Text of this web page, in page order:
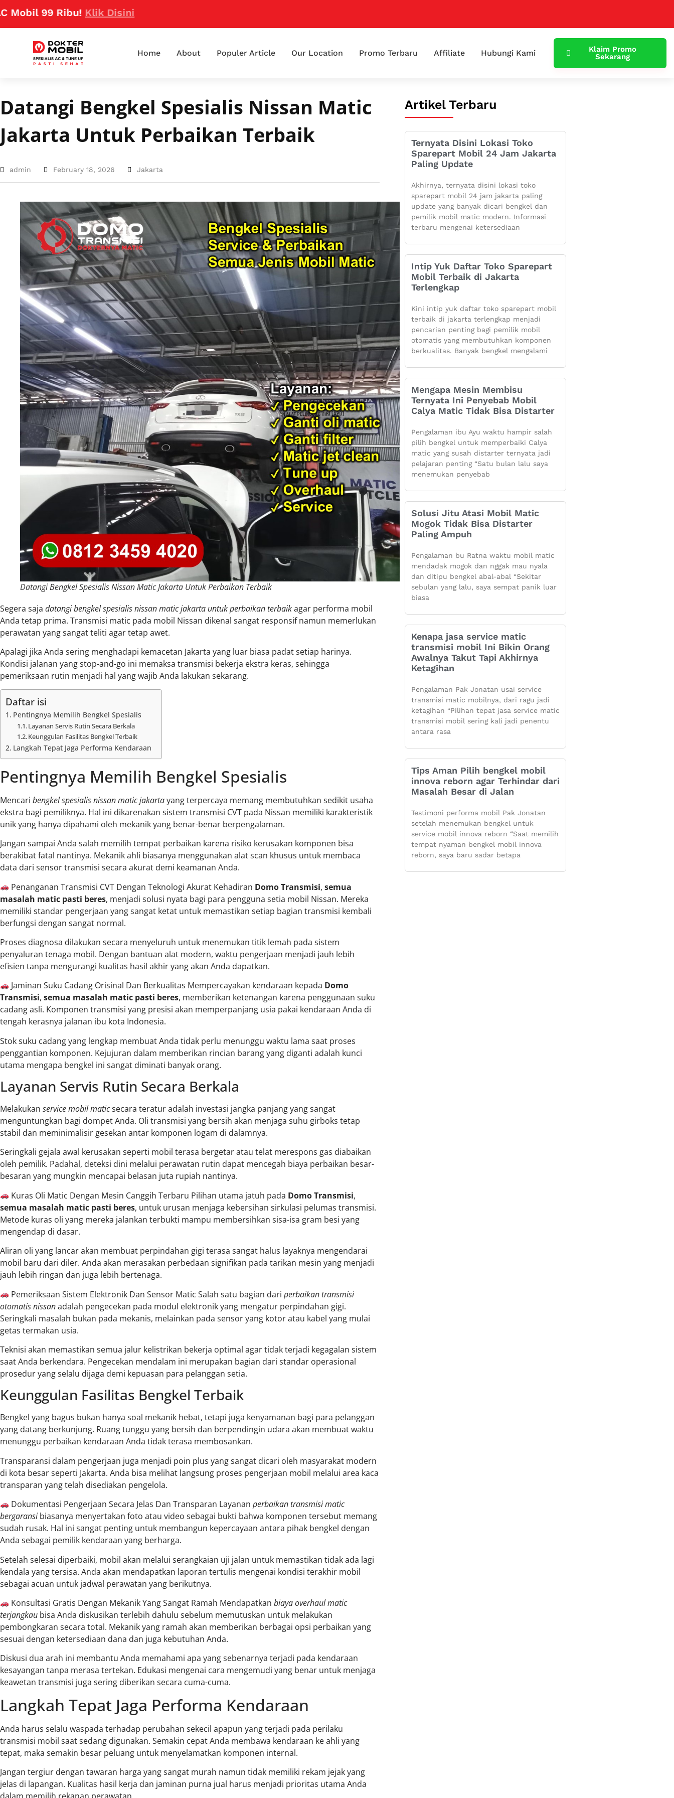
99 Ribu!Klik Disini
Home About Populer Article Our Location Promo Terbaru Affiliate Hubungi Kami
Klaim Promo
Sekarang
Datangi Bengkel Spesialis Nissan Matic
Jakarta Untuk Perbaikan Terbaik
admin February 18, 2026 Jakarta
Datangi Bengkel Spesialis Nissan Matic Jakarta Untuk Perbaikan Terbaik
Segera saja datangi bengkel spesialis nissan matic jakarta untuk perbaikan terbaikagar performa mobil
Anda tetap prima. Transmisi matic pada mobil Nissan dikenal sangat responsif namun memerlukan
perawatan yang sangat teliti agar tetap awet.
Apalagi jika Anda sering menghadapi kemacetan Jakarta yang luar biasa padat setiap harinya.
Kondisi jalanan yang stop-and-go ini memaksa transmisi bekerja ekstra keras, sehingga
pemeriksaan rutin menjadi hal yang wajib Anda lakukan sekarang.
Daftar isi
Pentingnya Memilih Bengkel Spesialis
Layanan Servis Rutin Secara Berkala
Keunggulan Fasilitas Bengkel Terbaik
Langkah Tepat Jaga Performa Kendaraan
Pentingnya Memilih Bengkel Spesialis
Mencari bengkel spesialis nissan matic jakartayang terpercaya memang membutuhkan sedikit usaha
ekstra bagi pemiliknya. Hal ini dikarenakan sistem transmisi CVT pada Nissan memiliki karakteristik
unik yang hanya dipahami oleh mekanik yang benar-benar berpengalaman.
Jangan sampai Anda salah memilih tempat perbaikan karena risiko kerusakan komponen bisa
berakibat fatal nantinya. Mekanik ahli biasanya menggunakan alat scan khusus untuk membaca
data dari sensor transmisi secara akurat demi keamanan Anda.
Penanganan Transmisi CVT Dengan Teknologi Akurat Kehadiran Domo Transmisi,semua
masalah matic pasti beres, menjadi solusi nyata bagi para pengguna setia mobil Nissan. Mereka
memiliki standar pengerjaan yang sangat ketat untuk memastikan setiap bagian transmisi kembali
berfungsi dengan sangat normal.
Proses diagnosa dilakukan secara menyeluruh untuk menemukan titik lemah pada sistem
penyaluran tenaga mobil. Dengan bantuan alat modern, waktu pengerjaan menjadi jauh lebih
efisien tanpa mengurangi kualitas hasil akhir yang akan Anda dapatkan.
Jaminan Suku Cadang Orisinal Dan Berkualitas Mempercayakan kendaraan kepada Domo
Transmisi, semua masalah matic pasti beres, memberikan ketenangan karena penggunaan suku
cadang asli. Komponen transmisi yang presisi akan memperpanjang usia pakai kendaraan Anda di
tengah kerasnya jalanan ibu kota Indonesia.
Stok suku cadang yang lengkap membuat Anda tidak perlu menunggu waktu lama saat proses
penggantian komponen. Kejujuran dalam memberikan rincian barang yang diganti adalah kunci
utama mengapa bengkel ini sangat diminati banyak orang.
Layanan Servis Rutin Secara Berkala
Melakukan service mobil maticsecara teratur adalah investasi jangka panjang yang sangat
menguntungkan bagi dompet Anda. Oli transmisi yang bersih akan menjaga suhu girboks tetap
stabil dan meminimalisir gesekan antar komponen logam di dalamnya.
Seringkali gejala awal kerusakan seperti mobil terasa bergetar atau telat merespons gas diabaikan
oleh pemilik. Padahal, deteksi dini melalui perawatan rutin dapat mencegah biaya perbaikan besar-
besaran yang mungkin mencapai belasan juta rupiah nantinya.
Kuras Oli Matic Dengan Mesin Canggih Terbaru Pilihan utama jatuh pada Domo Transmisi,
semua masalah matic pasti beres, untuk urusan menjaga kebersihan sirkulasi pelumas transmisi.
Metode kuras oli yang mereka jalankan terbukti mampu membersihkan sisa-isa gram besi yang
mengendap di dasar.
Aliran oli yang lancar akan membuat perpindahan gigi terasa sangat halus layaknya mengendarai
mobil baru dari diler. Anda akan merasakan perbedaan signifikan pada tarikan mesin yang menjadi
jauh lebih ringan dan juga lebih bertenaga.
Pemeriksaan Sistem Elektronik Dan Sensor Matic Salah satu bagian dariperbaikan transmisi
otomatis nissanadalah pengecekan pada modul elektronik yang mengatur perpindahan gigi.
Seringkali masalah bukan pada mekanis, melainkan pada sensor yang kotor atau kabel yang mulai
getas termakan usia.
Teknisi akan memastikan semua jalur kelistrikan bekerja optimal agar tidak terjadi kegagalan sistem
saat Anda berkendara. Pengecekan mendalam ini merupakan bagian dari standar operasional
prosedur yang selalu dijaga demi kepuasan para pelanggan setia.
Keunggulan Fasilitas Bengkel Terbaik
Bengkel yang bagus bukan hanya soal mekanik hebat, tetapi juga kenyamanan bagi para pelanggan
yang datang berkunjung. Ruang tunggu yang bersih dan berpendingin udara akan membuat waktu
menunggu perbaikan kendaraan Anda tidak terasa membosankan.
Transparansi dalam pengerjaan juga menjadi poin plus yang sangat dicari oleh masyarakat modern
di kota besar seperti Jakarta. Anda bisa melihat langsung proses pengerjaan mobil melalui area kaca
transparan yang telah disediakan pengelola.
Dokumentasi Pengerjaan Secara Jelas Dan Transparan Layananperbaikan transmisi matic
bergaransi biasanya menyertakan foto atau video sebagai bukti bahwa komponen tersebut memang
sudah rusak. Hal ini sangat penting untuk membangun kepercayaan antara pihak bengkel dengan
Anda sebagai pemilik kendaraan yang berharga.
Setelah selesai diperbaiki, mobil akan melalui serangkaian uji jalan untuk memastikan tidak ada lagi
kendala yang tersisa. Anda akan mendapatkan laporan tertulis mengenai kondisi terakhir mobil
sebagai acuan untuk jadwal perawatan yang berikutnya.
Konsultasi Gratis Dengan Mekanik Yang Sangat Ramah Mendapatkanbiaya overhaul matic
terjangkau bisa Anda diskusikan terlebih dahulu sebelum memutuskan untuk melakukan
pembongkaran secara total. Mekanik yang ramah akan memberikan berbagai opsi perbaikan yang
sesuai dengan ketersediaan dana dan juga kebutuhan Anda.
Diskusi dua arah ini membantu Anda memahami apa yang sebenarnya terjadi pada kendaraan
kesayangan tanpa merasa tertekan. Edukasi mengenai cara mengemudi yang benar untuk menjaga
keawetan transmisi juga sering diberikan secara cuma-cuma.
Langkah Tepat Jaga Performa Kendaraan
Anda harus selalu waspada terhadap perubahan sekecil apapun yang terjadi pada perilaku
transmisi mobil saat sedang digunakan. Semakin cepat Anda membawa kendaraan ke ahli yang
tepat, maka semakin besar peluang untuk menyelamatkan komponen internal.
Jangan tergiur dengan tawaran harga yang sangat murah namun tidak memiliki rekam jejak yang
jelas di lapangan. Kualitas hasil kerja dan jaminan purna jual harus menjadi prioritas utama Anda
Artikel Terbaru
Ternyata Disini Lokasi Toko
Sparepart Mobil 24 Jam Jakarta
Paling Update
Akhirnya, ternyata disini lokasi toko
sparepart mobil 24 jam jakarta paling
update yang banyak dicari bengkel dan
pemilik mobil matic modern. Informasi
terbaru mengenai ketersediaan
Intip Yuk Daftar Toko Sparepart
Mobil Terbaik di Jakarta
Terlengkap
Kini intip yuk daftar toko sparepart mobil
terbaik di jakarta terlengkap menjadi
pencarian penting bagi pemilik mobil
otomatis yang membutuhkan komponen
berkualitas. Banyak bengkel mengalami
Mengapa Mesin Membisu
Ternyata Ini Penyebab Mobil
Calya Matic Tidak Bisa Distarter
Pengalaman ibu Ayu waktu hampir salah
pilih bengkel untuk memperbaiki Calya
matic yang susah distarter ternyata jadi
pelajaran penting “Satu bulan lalu saya
menemukan penyebab
Solusi Jitu Atasi Mobil Matic
Mogok Tidak Bisa Distarter
Paling Ampuh
Pengalaman bu Ratna waktu mobil matic
mendadak mogok dan nggak mau nyala
dan ditipu bengkel abal-abal “Sekitar
sebulan yang lalu, saya sempat panik luar
biasa
Kenapa jasa service matic
transmisi mobil Ini Bikin Orang
Awalnya Takut Tapi Akhirnya
Ketagihan
Pengalaman Pak Jonatan usai service
transmisi matic mobilnya, dari ragu jadi
ketagihan “Pilihan tepat jasa service matic
transmisi mobil sering kali jadi penentu
antara rasa
Tips Aman Pilih bengkel mobil
innova reborn agar Terhindar dari
Masalah Besar di Jalan
Testimoni performa mobil Pak Jonatan
setelah menemukan bengkel untuk
service mobil innova reborn “Saat memilih
tempat nyaman bengkel mobil innova
reborn, saya baru sadar betapa